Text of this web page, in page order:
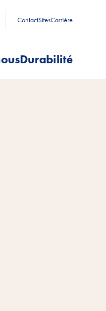
ContactSitesCarrière
Durabilité